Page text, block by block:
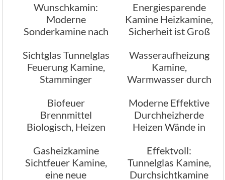
und individuell
modern
Wunschkamin:
Moderne
Sonderkamine nach
angefertigt
Energiesparende
Kamine Heizkamine,
Sicherheit ist Groß
Sichtglas Tunnelglas
Feuerung Kamine,
Stamminger
Wasseraufheizung
Kamine,
Warmwasser durch
Biofeuer
Brennmittel
Biologisch, Heizen
Moderne Effektive
Durchheizherde
Heizen Wände in
Raum mit
Gasheizkamine
Sichtfeuer Kamine,
eine neue
Effektvoll:
Tunnelglas Kamine,
Durchsichtkamine